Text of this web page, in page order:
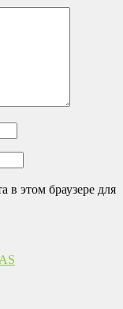
в этом браузере для